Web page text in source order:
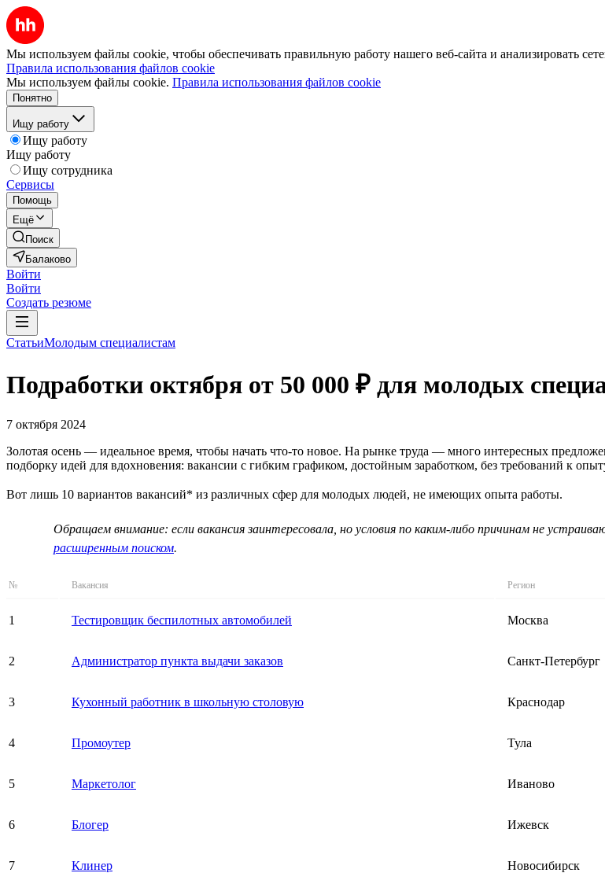
Мы используем файлы cookie, чтобы обеспечивать правильную работу нашего веб-сайта и анализировать
Правила использования файлов cookie
Мы используем файлы cookie. Правила использования файлов cookie
Понятно
Ищу работу
Ищу работу
Ищу работу
Ищу сотрудника
Сервисы
Помощь
Ещё
Поиск
Балаково
Войти
Войти
Создать резюме
СтатьиМолодым специалистам
Подработки октября от 50 000 ₽ для молодых
7 октября 2024
Золотая осень — идеальное время, чтобы начать что-то новое. На рынке труда — много интересных
подборку идей для вдохновения: вакансии с гибким графиком, достойным заработком, без требований к
Вот лишь 10 вариантов вакансий* из различных сфер для молодых людей, не имеющих опыта работы.
Обращаем внимание: если вакансия заинтересовала, но условия по каким-либо причинам не
расширенным поиском.
№ Вакансия Регион
1 Тестировщик беспилотных автомобилей Москва
2 Администратор пункта выдачи заказов Санкт-Петербург
3 Кухонный работник в школьную столовую Краснодар
4 Промоутер Тула
5 Маркетолог Иваново
6 Блогер Ижевск
7 Клинер Новосибирск